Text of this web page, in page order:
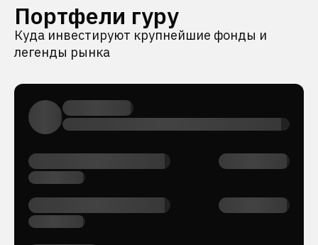
Портфели гуру
Куда инвестируют крупнейшие фонды и
легенды рынка